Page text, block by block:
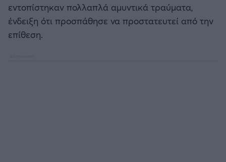
εντοπίστηκαν πολλαπλά αμυντικά τραύματα,
ένδειξη ότι προσπάθησε να προστατευτεί από την
επίθεση.